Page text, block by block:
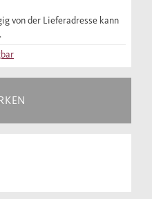
von der Lieferadresse kann